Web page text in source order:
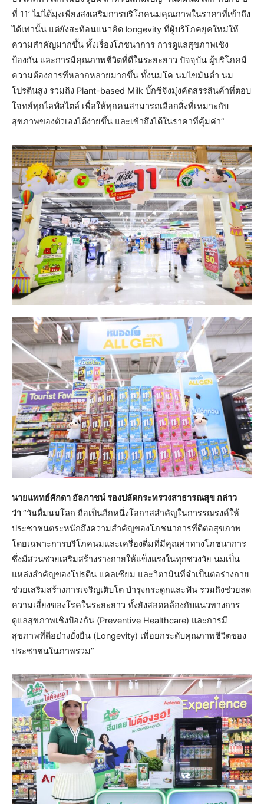
ที่ 11’ ไม่ได้มุ่งเพียงส่งเสริมการบริโภคนมคุณภาพในราคาที่เข้าถึง
ได้เท่านั้น แต่ยังสะท้อนแนวคิด longevity ที่ผู้บริโภคยุคใหม่ให้
ความสำคัญมากขึ้น ทั้งเรื่องโภชนาการ การดูแลสุขภาพเชิง
ป้องกัน และการมีคุณภาพชีวิตที่ดีในระยะยาว ปัจจุบัน ผู้บริโภคมี
ความต้องการที่หลากหลายมากขึ้น ทั้งนมโค นมไขมันต่ำ นม
โปรตีนสูง รวมถึง Plant-based Milk บิ๊กซีจึงมุ่งคัดสรรสินค้าที่ตอบ
โจทย์ทุกไลฟ์สไตล์ เพื่อให้ทุกคนสามารถเลือกสิ่งที่เหมาะกับ
สุขภาพของตัวเองได้ง่ายขึ้น และเข้าถึงได้ในราคาที่คุ้มค่า”
นายแพทย์ศักดา อัลภาชน์ รองปลัดกระทรวงสาธารณสุข กล่าว
ว่า“วันดื่มนมโลก ถือเป็นอีกหนึ่งโอกาสสำคัญในการรณรงค์ให้
ประชาชนตระหนักถึงความสำคัญของโภชนาการที่ดีต่อสุขภาพ
โดยเฉพาะการบริโภคนมและเครื่องดื่มที่มีคุณค่าทางโภชนาการ
ซึ่งมีส่วนช่วยเสริมสร้างร่างกายให้แข็งแรงในทุกช่วงวัย นมเป็น
แหล่งสำคัญของโปรตีน แคลเซียม และวิตามินที่จำเป็นต่อร่างกาย
ช่วยเสริมสร้างการเจริญเติบโต บำรุงกระดูกและฟัน รวมถึงช่วยลด
ความเสี่ยงของโรคในระยะยาว ทั้งยังสอดคล้องกับแนวทางการ
ดูแลสุขภาพเชิงป้องกัน (Preventive Healthcare) และการมี
สุขภาพที่ดีอย่างยั่งยืน (Longevity) เพื่อยกระดับคุณภาพชีวิตของ
ประชาชนในภาพรวม”